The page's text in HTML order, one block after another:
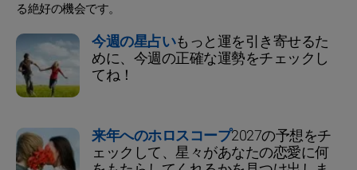
る絶好の機会です。
今週の星占いもっと運を引き寄せるた
めに、今週の正確な運勢をチェックし
てね！
来年へのホロスコープ2027の予想をチ
ェックして、星々があなたの恋愛に何